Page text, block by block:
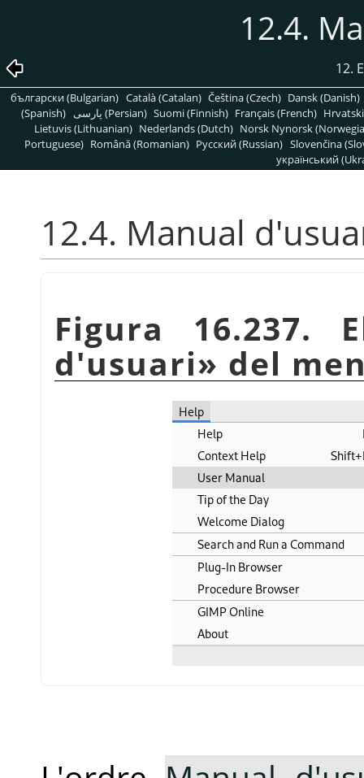
12.4.
12.
български (Bulgarian) Català (Catalan) Čeština (Czech) Dansk (Danish)
(Spanish)
پارسی (Persian) Suomi (Finnish) Français (French)
Lietuvis (Lithuanian) Nederlands (Dutch) Norsk Nynorsk
Portuguese) Română (Romanian) Pусский (Russian) Slovenčina
український
12.4. Manual
Figura 16.237.
d'usuari» del